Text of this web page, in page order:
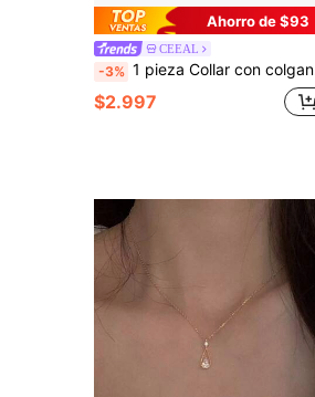
Ahorro de $93
CEEAL
-3% 1 pieza Collar con colgante de mano de Hamsa con letra clásica, cadena de cuentas de acero inoxidable, para mujer
$2.997